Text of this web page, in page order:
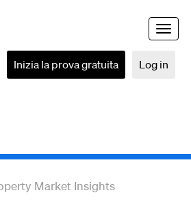
Toggle
Log in
Inizia la prova gratuita
Market Insights